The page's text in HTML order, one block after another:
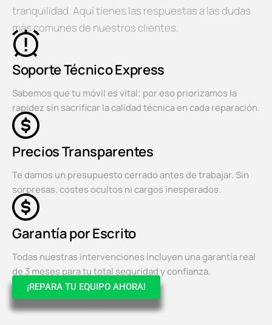
tranquilidad. Aquí tienes las respuestas a las dudas
más comunes de nuestros clientes.
Soporte Técnico Express
Sabemos que tu móvil es vital; por eso priorizamos la
rapidez sin sacrificar la calidad técnica en cada reparación.
Precios Transparentes
Te damos un presupuesto cerrado antes de trabajar. Sin
sorpresas, costes ocultos ni cargos inesperados.
Garantía por Escrito
Todas nuestras intervenciones incluyen una garantía real
de 3 meses para tu total seguridad y confianza.
¡REPARA TU EQUIPO AHORA!